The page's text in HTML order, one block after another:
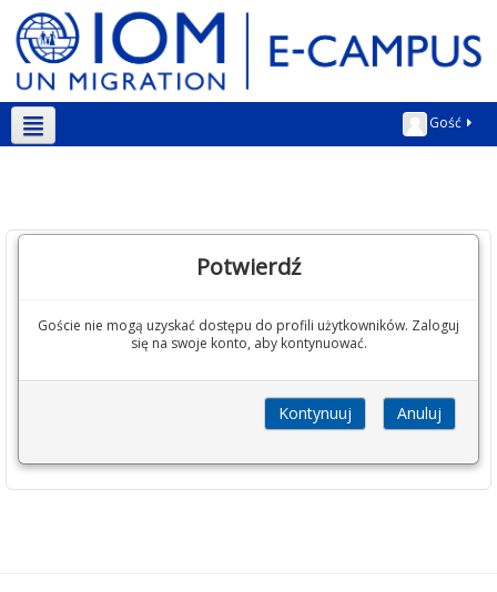
Gość
Potwierdź
Goście nie mogą uzyskać dostępu do profili użytkowników. Zaloguj
się na swoje konto, aby kontynuować.